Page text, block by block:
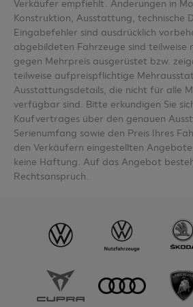
Verkäufer empfiehlt. Änderungen in
Konstruktion, Ausstattung, technische
Eingabefehler sind ausdrücklich
abgebildeten Fahrzeuge sind teilweise
gegen Mehrpreis ausgerüstet bzw.
teilweise aufpreispflichtige
Ausstattungsdetails, die nicht für alle
verfügbar sind. Bitte erkundigen Sie
Kaufvertrages über den genauen
Serienumfang sowie den Preis Ihres
den Verkäufern eingestellten
keine Haftung. Auf das Angebot
Rechtsanspruch.